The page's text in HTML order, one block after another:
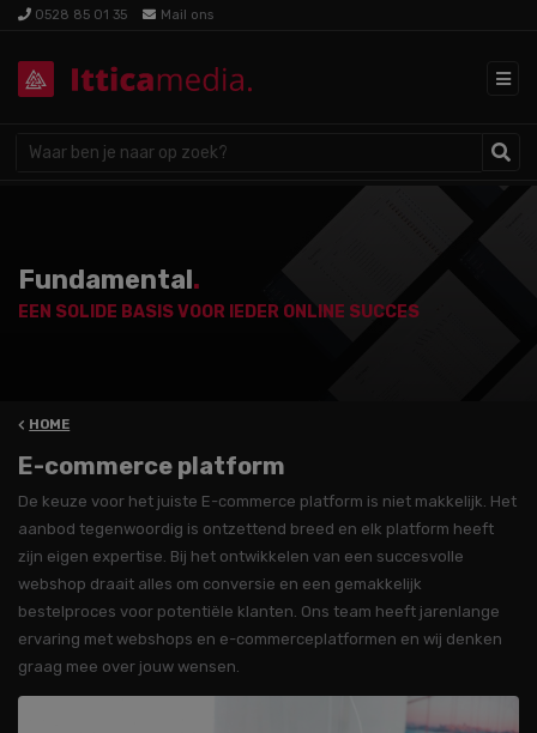
0528 85 01 35 Mail ons
Fundamental.
EEN SOLIDE BASIS VOOR IEDER ONLINE SUCCES
HOME
E-commerce platform
De keuze voor het juiste E-commerce platform is niet makkelijk. Het
aanbod tegenwoordig is ontzettend breed en elk platform heeft
zijn eigen expertise. Bij het ontwikkelen van een succesvolle
webshop draait alles om conversie en een gemakkelijk
bestelproces voor potentiële klanten. Ons team heeft jarenlange
ervaring met webshops en e-commerceplatformen en wij denken
graag mee over jouw wensen.